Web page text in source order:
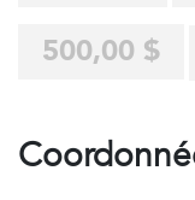
500,00 $